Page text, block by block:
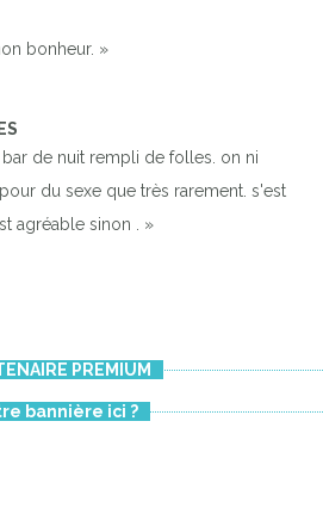
bonheur. »
de nuit rempli de folles. on ni
du sexe que très rarement. s'est
agréable sinon . »
PREMIUM
bannière ici ?